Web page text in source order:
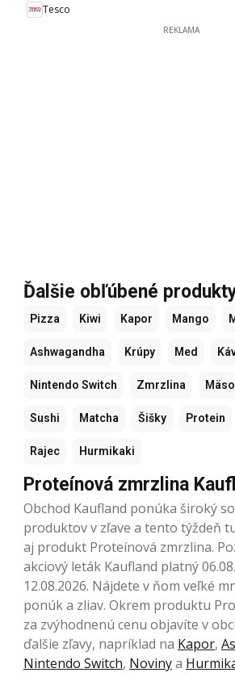
Tesco
REKLAMA
Ďalšie obľúbené
Pizza Kiwi Kapor Mango
Ashwagandha Krúpy Med
Nintendo Switch Zmrzlina Mäso
Sushi Matcha Šišky Protein
Rajec Hurmikaki
Proteínová zmrzlina
Obchod Kaufland ponúka široký
produktov v zľave a tento týždeň
aj produkt Proteínová zmrzlina.
akciový leták Kaufland platný
12.08.2026. Nájdete v ňom veľké
ponúk a zliav. Okrem produktu
za zvýhodnenú cenu objavíte v
ďalšie zľavy, napríklad na Kapor,
Nintendo Switch, Novinya